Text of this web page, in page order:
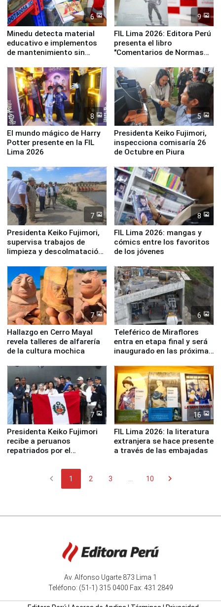
6
Minedu detecta material
educativo e implementos
de mantenimiento sin
la UGEL 2
9
FIL Lima 2026: Editora Perú
presenta el libro
"Comentarios de Normas
Derecho Colectivo"
8
El mundo mágico de Harry
Potter presente en la FIL
Lima 2026
5
Presidenta Keiko Fujimori,
inspecciona comisaría 26
de Octubre en Piura
7
Presidenta Keiko Fujimori,
supervisa trabajos de
limpieza y descolmatación
8
FIL Lima 2026: mangas y
cómics entre los favoritos
de los jóvenes
7
Hallazgo en Cerro Mayal
revela talleres de alfarería
de la cultura mochica
6
Teleférico de Miraflores
entra en etapa final y será
inaugurado en las próximas
7
Presidenta Keiko Fujimori
recibe a peruanos
repatriados por el
16
FIL Lima 2026: la literatura
extranjera se hace presente
a través de las embajadas
chevron_left 1 2 3 10 chevron_right
Av. Alfonso Ugarte 873 Lima 1
Teléfono: (51-1) 315 0400 Fax: 431 2849